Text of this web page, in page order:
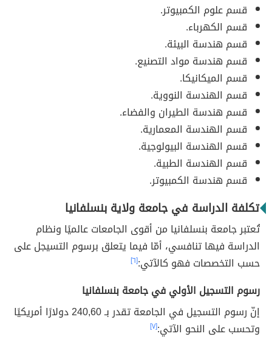
قسم علوم الكمبيوتر.
قسم الكهرباء.
قسم هندسة البيئة.
قسم هندسة مواد التصنيع.
قسم الميكانيكا.
قسم الهندسة النووية.
قسم هندسة الطيران والفضاء.
قسم الهندسة المعمارية.
قسم الهندسة البيولوجية.
قسم الهندسة الطبية.
قسم هندسة الكمبيوتر.
تكلفة الدراسة في جامعة ولاية بنسلفانيا
تُعتبر جامعة بنسلفانيا من أقوى الجامعات عالميًا ونظام
الدراسة فيها تنافسي، أمّا فيما يتعلق برسوم التسيجل على
حسب التخصصات فهو كالآتي:[٦]
رسوم التسجيل الأولي في جامعة بنسلفانيا
إنّ رسوم التسجيل في الجامعة تقدر بـ 240,60 دولارًا أمريكيًا
وتحسب على النحو الآتي:[٧]